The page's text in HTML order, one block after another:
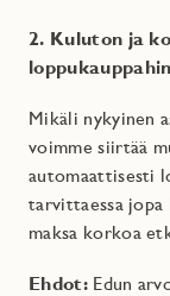
2. Kuluton ja
Mikäli nykyinen
voimme siirtää
automaattisesti
tarvittaessa jopa
maksa korkoa
Ehdot:Edun